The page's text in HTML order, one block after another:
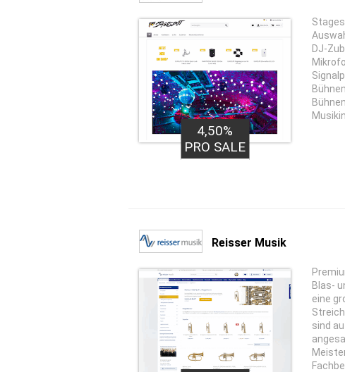
4,50%
PRO SALE
DJ-
Reisser Musik
Blas-
eine
sind